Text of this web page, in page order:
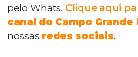
pelo Whats. Clique aqui
canal do Campo Grande
nossas redes sociais.